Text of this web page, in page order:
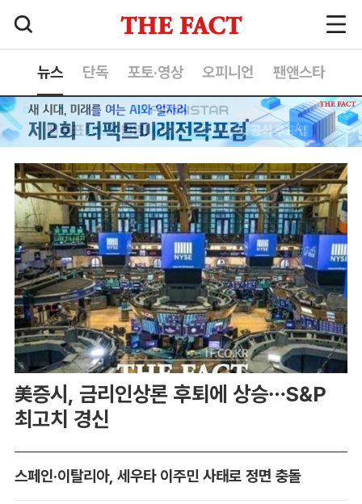
뉴스 단독 포토·영상 오피니언 팬앤스타
美증시, 금리인상론 후퇴에 상승…S&P
최고치 경신
스페인·이탈리아, 세우타 이주민 사태로 정면 충돌